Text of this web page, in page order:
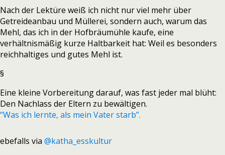
Nach der Lektüre weiß ich nicht nur viel mehr über
Getreideanbau und Müllerei, sondern auch, warum das
Mehl, das ich in der Hofbräumühle kaufe, eine
verhältnismäßig kurze Haltbarkeit hat: Weil es besonders
reichhaltiges und gutes Mehl ist.
§
Eine kleine Vorbereitung darauf, was fast jeder mal blüht:
Den Nachlass der Eltern zu bewältigen.
“Was ich lernte, als mein Vater starb”.
ebefalls via @katha_esskultur